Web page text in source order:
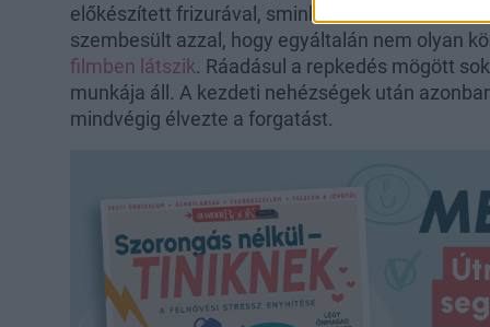
előkészített frizurával, sminkkel, csodás
szembesült azzal, hogy egyáltalán nem olyan
filmben látszik. Ráadásul a repkedés mögött
munkája áll. A kezdeti nehézségek után
mindvégig élvezte a forgatást.